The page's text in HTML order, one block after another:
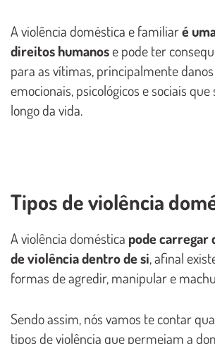
A violência doméstica e familiaré
direitos humanose pode ter
para as vítimas, principalmente
emocionais, psicológicos e sociais que
longo da vida.
Tipos de violência
A violência doméstica pode
de violência dentro de si, afinal
formas de agredir, manipular e
Sendo assim, nós vamos te contar
tipos de violência que permeiam a